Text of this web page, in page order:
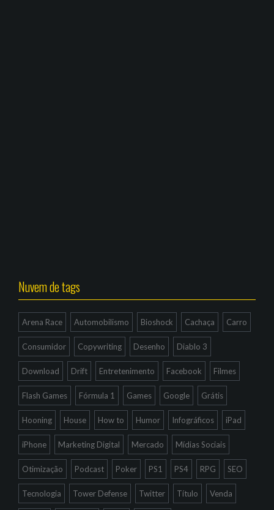
Nuvem de tags
Arena Race Automobilismo Bioshock Cachaça Carro
Consumidor Copywriting Desenho Diablo 3
Download Drift Entretenimento Facebook Filmes
Flash Games Fórmula 1 Games Google Grátis
Hooning House How to Humor Infográficos iPad
iPhone Marketing Digital Mercado Mídias Sociais
Otimização Podcast Poker PS1 PS4 RPG SEO
Tecnologia Tower Defense Twitter Título Venda